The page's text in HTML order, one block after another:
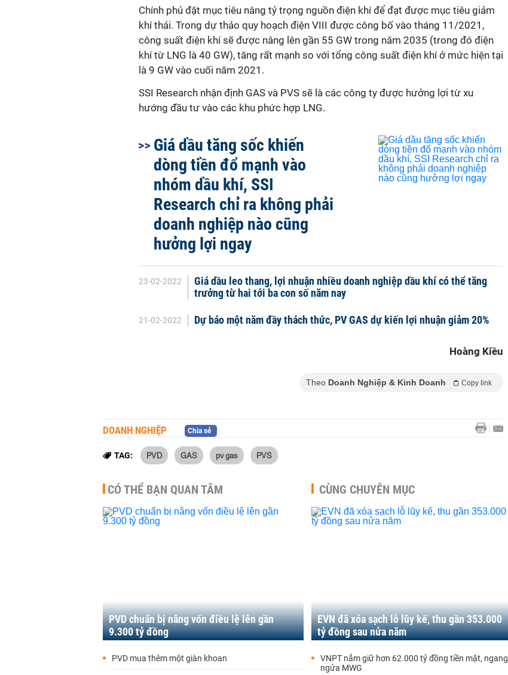
Chính phủ đặt mục tiêu nâng tỷ trọng nguồn điện khí để đạt được mục tiêu giảm
khí thải. Trong dự thảo quy hoạch điện VIII được công bố vào tháng 11/2021,
công suất điện khí sẽ được nâng lên gần 55 GW trong năm 2035 (trong đó điện
khí từ LNG là 40 GW), tăng rất mạnh so với tổng công suất điện khí ở mức hiện tại
là 9 GW vào cuối năm 2021.
SSI Research nhận định GAS và PVS sẽ là các công ty được hưởng lợi từ xu
hướng đầu tư vào các khu phức hợp LNG.
Giá dầu tăng sốc khiến
dòng tiền đổ mạnh vào
nhóm dầu khí, SSI
Research chỉ ra không phải
doanh nghiệp nào cũng
hưởng lợi ngay
23-02-2022
Giá dầu leo thang, lợi nhuận nhiều doanh nghiệp dầu khí có thể tăng
trưởng từ hai tới ba con số năm nay
21-02-2022 Dự báo một năm đầy thách thức, PV GAS dự kiến lợi nhuận giảm 20%
Hoàng Kiều
Theo Doanh Nghiệp & Kinh Doanh Copy link
DOANH NGHIỆP Chia sẻ
TAG: PVD GAS pv gas PVS
CÓ THỂ BẠN QUAN TÂM
PVD chuẩn bị nâng vốn điều lệ lên gần
9.300 tỷ đồng
PVD mua thêm một giàn khoan
CÙNG CHUYÊN MỤC
EVN đã xóa sạch lỗ lũy kế, thu gần 353.000
tỷ đồng sau nửa năm
VNPT nắm giữ hơn 62.000 tỷ đồng tiền mặt, ngang
ngửa MWG